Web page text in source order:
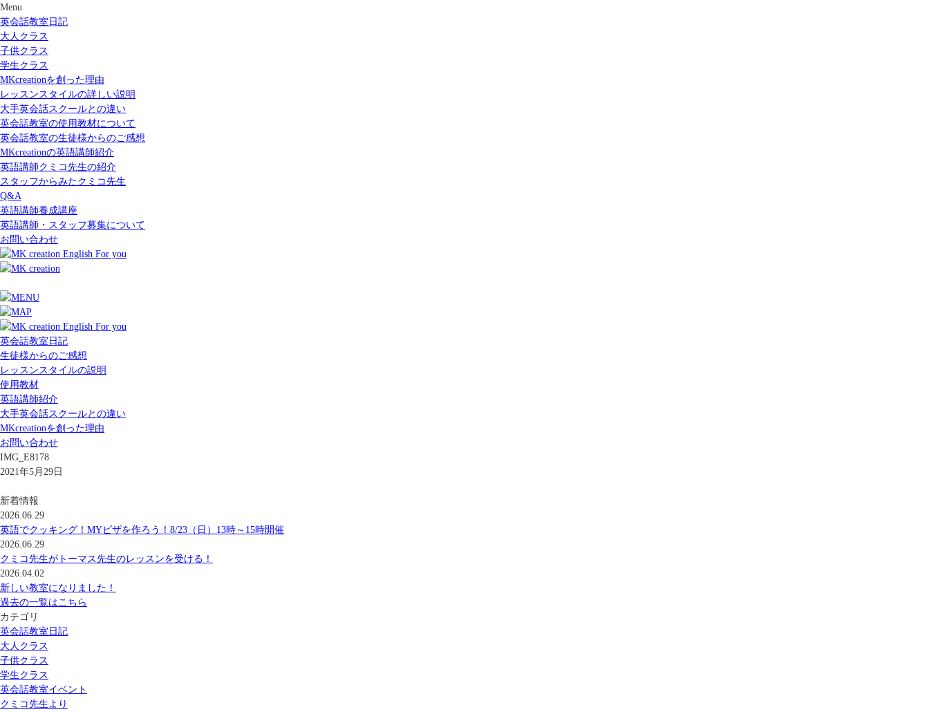
Menu
英会話教室日記
大人クラス
子供クラス
学生クラス
MKcreationを創った理由
レッスンスタイルの詳しい説明
大手英会話スクールとの違い
英会話教室の使用教材について
英会話教室の生徒様からのご感想
MKcreationの英語講師紹介
英語講師クミコ先生の紹介
スタッフからみたクミコ先生
Q&A
英語講師養成講座
英語講師・スタッフ募集について
お問い合わせ
英会話教室日記
生徒様からのご感想
レッスンスタイルの説明
使用教材
英語講師紹介
大手英会話スクールとの違い
MKcreationを創った理由
お問い合わせ
IMG_E8178
2021年5月29日
新着情報
2026.06.29
英語でクッキング！MYピザを作ろう！8/23（日）13時～15時開催
2026.06.29
クミコ先生がトーマス先生のレッスンを受ける！
2026.04.02
新しい教室になりました！
過去の一覧はこちら
カテゴリ
英会話教室日記
大人クラス
子供クラス
学生クラス
英会話教室イベント
クミコ先生より